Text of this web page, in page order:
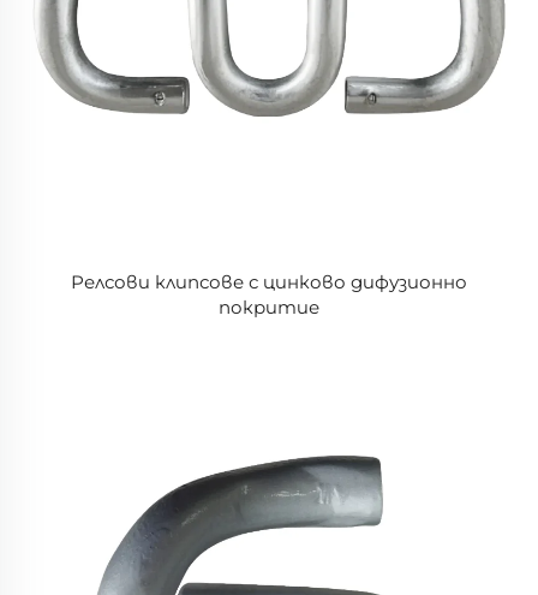
Релсови клипсове с цинково дифузионно
покритие